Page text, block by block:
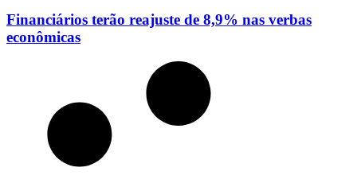
Financiários terão reajuste de 8,9% nas verbas
econômicas